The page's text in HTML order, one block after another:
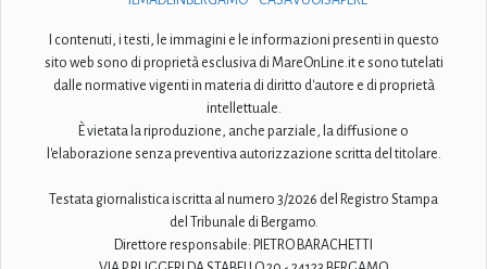
I contenuti, i testi, le immagini e le informazioni presenti in questo
sito web sono di proprietà esclusiva di MareOnLine.it e sono tutelati
dalle normative vigenti in materia di diritto d'autore e di proprietà
intellettuale.
È vietata la riproduzione, anche parziale, la diffusione o
l'elaborazione senza preventiva autorizzazione scritta del titolare.
Testata giornalistica iscritta al numero 3/2026 del Registro Stampa
del Tribunale di Bergamo.
Direttore responsabile: PIETRO BARACHETTI